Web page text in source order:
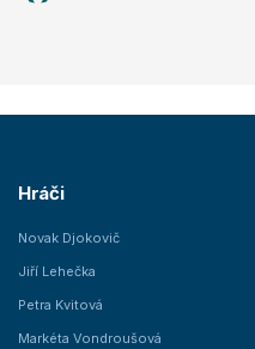
Hráči
Novak Djokovič
Jiří Lehečka
Petra Kvitová
Markéta Vondroušová